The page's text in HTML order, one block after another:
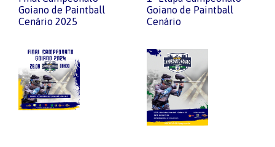
Goiano de Paintball
Cenário 2025
Goiano de Paintball
Cenário